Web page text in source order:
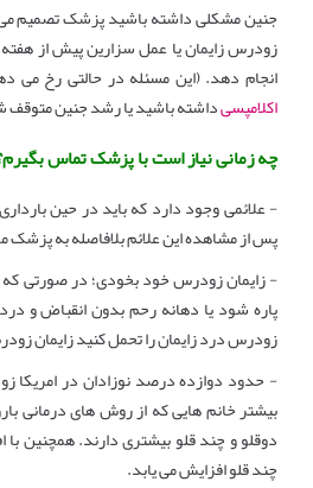
جنین مشکلی داشته باشید پزشک تصمیم می
زودرس زایمان یا عمل سزارین پیش از هفته
انجام دهد. (این مسئله در حالتی رخ می
اکلامپسیداشته باشید یا رشد جنین
چه زمانی نیاز است با پزشک تماس
- علائمی وجود دارد که باید در حین
پس از مشاهده این علائم بلافاصله به پزشک
- زایمان زودرس خود بخودی؛ در صورتی
پاره شود یا دهانه رحم بدون انقباض و
زودرس درد زایمان را تحمل کنید زایمان
- حدود دوازده درصد نوزادان در امریکا
بیشتر خانم هایی که از روش های درمانی
دوقلو و چند قلو بیشتری دارند. همچنین
چند قلو افزایش می یابد.